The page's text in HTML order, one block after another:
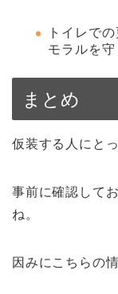
トイレで
モラルを守
まとめ
仮装する人にと
事前に確認して
ね。
因みにこちらの